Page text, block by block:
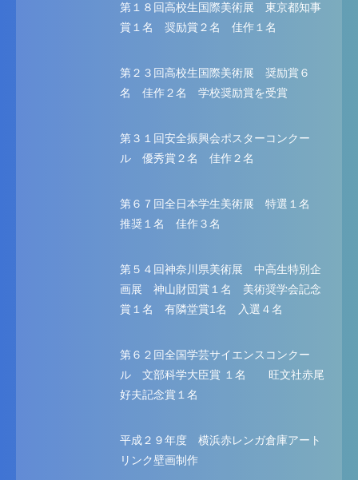
第１８回高校生国際美術展 東京都知事
賞１名 奨励賞２名 佳作１名
第２３回高校生国際美術展 奨励賞６
名 佳作２名 学校奨励賞を受賞
第３１回安全振興会ポスターコンクー
ル 優秀賞２名 佳作２名
第６７回全日本学生美術展 特選１名
推奨１名 佳作３名
第５４回神奈川県美術展 中高生特別企
画展 神山財団賞１名 美術奨学会記念
賞１名 有隣堂賞1名 入選４名
第６２回全国学芸サイエンスコンクー
ル 文部科学大臣賞 １名 旺文社赤尾
好夫記念賞１名
平成２９年度 横浜赤レンガ倉庫アート
リンク壁画制作